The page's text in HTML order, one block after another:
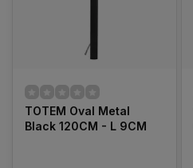
TOTEM Oval Metal
Black 120CM - L 9CM